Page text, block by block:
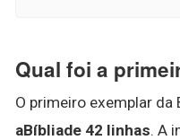
Qual foi a
O primeiro exemplar
aBíbliade 42 linhas. A